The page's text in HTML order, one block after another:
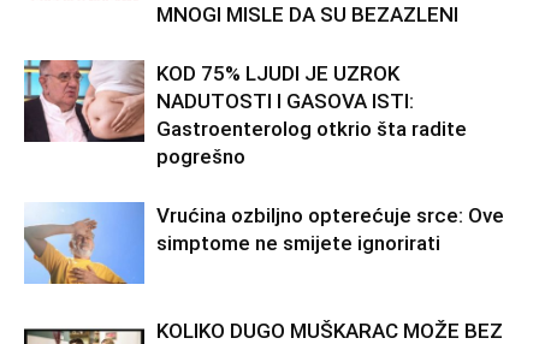
MNOGI MISLE DA SU BEZAZLENI
KOD 75% LJUDI JE UZROK
NADUTOSTI I GASOVA ISTI:
Gastroenterolog otkrio šta radite
pogrešno
Vrućina ozbiljno opterećuje srce: Ove
simptome ne smijete ignorirati
KOLIKO DUGO MUŠKARAC MOŽE BEZ